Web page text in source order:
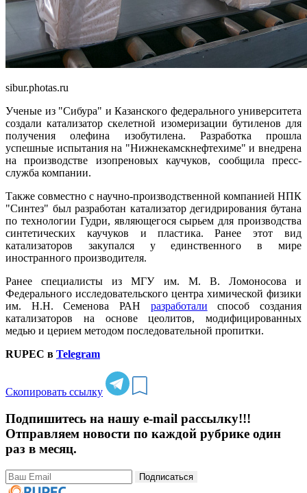
sibur.photas.ru
Ученые из "Сибура" и Казанского федерального университета
создали катализатор скелетной изомеризации бутиленов для
получения олефина изобутилена. Разработка прошла
успешные испытания на "Нижнекамскнефтехиме" и внедрена
на производстве изопреновых каучуков, сообщила пресс-
служба компании.
Также совместно с научно-производственной компанией НПК
"Синтез" был разработан катализатор дегидрирования бутана
по технологии Гудри, являющегося сырьем для производства
синтетических каучуков и пластика. Ранее этот вид
катализаторов закупался у единственного в мире
иностранного производителя.
Ранее специалисты из МГУ им. М. В. Ломоносова и
Федерального исследовательского центра химической физики
им. Н.Н. Семенова РАН разработали способ создания
катализаторов на основе цеолитов, модифицированных
медью и церием методом последовательной пропитки.
RUPEC в Telegram
Скопировать ссылку
Подпишитесь на нашу e-mail рассылку!!!
Отправляем новости по каждой рубрике один
раз в месяц.
Подписаться